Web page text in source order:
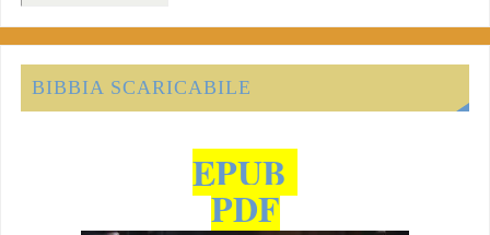
BIBBIA SCARICABILE
EPUB
PDF